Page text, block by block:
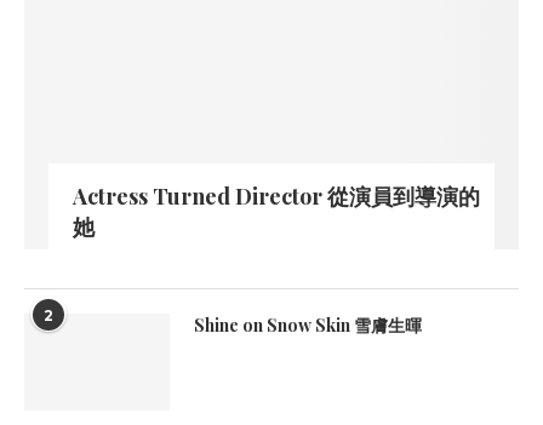
Actress Turned Director 從演員到導演的
她
2 Shine on Snow Skin 雪膚生暉